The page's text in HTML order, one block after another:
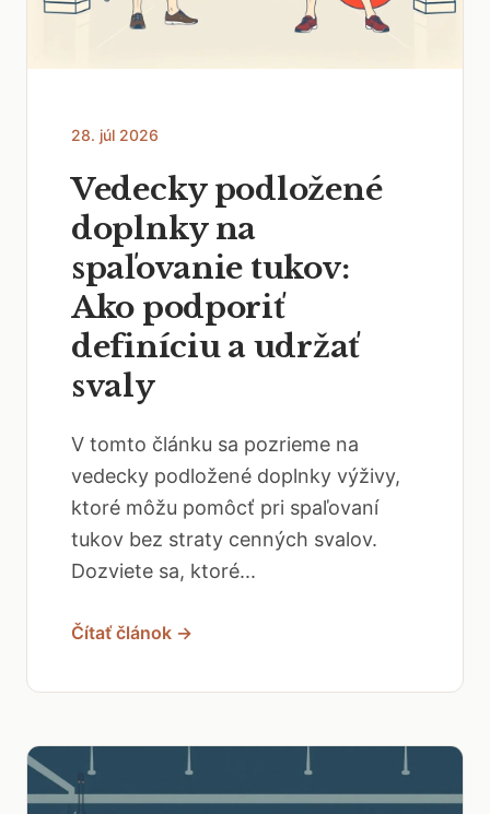
28. júl 2026
Vedecky podložené
doplnky na
spaľovanie tukov:
Ako podporiť
definíciu a udržať
svaly
V tomto článku sa pozrieme na
vedecky podložené doplnky výživy,
ktoré môžu pomôcť pri spaľovaní
tukov bez straty cenných svalov.
Dozviete sa, ktoré...
Čítať článok →